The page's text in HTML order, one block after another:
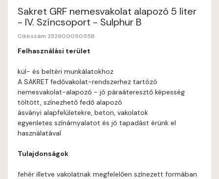
Cobalt A
Corn A
Current-red A
Sakret GRF nemesvakolat alapozó 5 liter
- IV. Színcsoport - Sulphur B
Cikkszám 23290005055B
Felhasználási terület
kül- és beltéri munkálatokhoz
A SAKRET fedővakolat-rendszerhez tartózó
nemesvakolat-alapozó - jó páraáteresztő képesség
töltött, színezhető fedő alapozó
ásványi alapfelületekre, beton, vakolatok
egyenletes színárnyalatot és jó tapadást érünk el
használatával
Tulajdonságok
fehér illetve vakolatnak megfelelően színezett formában